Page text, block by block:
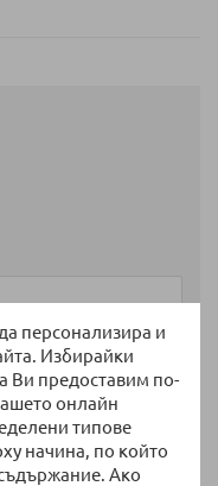
персонализира и
Избирайки
Ви предоставим по-
онлайн
типове
начина, по който
Ако